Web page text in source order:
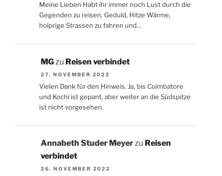
Meine Lieben Habt ihr immer noch Lust durch die
Gegenden zu reisen, Geduld, Hitze Wärme,
holprige Strassen zu fahren und…
MG zu Reisen verbindet
27. NOVEMBER 2022
Vielen Dank für den Hinweis. Ja, bis Coimbatore
und Kochi ist gepant, aber weiter an die Südspitze
ist nicht vorgesehen.
Annabeth Studer Meyerzu Reisen
verbindet
26. NOVEMBER 2022